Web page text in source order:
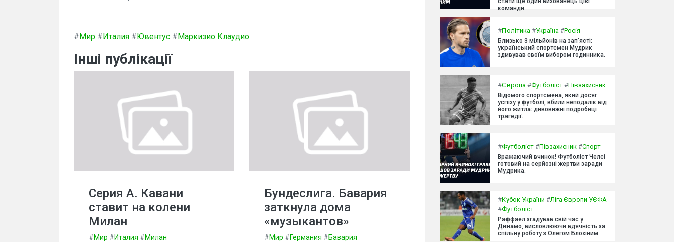
#Мир #Италия #Ювентус #Маркизио Клаудио
Інші публікації
Серия А. Кавани
ставит на колени
Милан
#Мир #Италия #Милан
Бундеслига. Бавария
заткнула дома
«музыкантов»
#Мир #Германия #Бавария
стати ще один вихованець цієї
команди.
#Політика #Україна #Росія
Близько 3 мільйонів на зап'ясті:
український спортсмен Мудрик
здивував своїм вибором годинника.
#Європа #Футболіст #Півзахисник
Відомого спортсмена, який досяг
успіху у футболі, вбили неподалік від
його житла: дивовижні подробиці
трагедії.
#Футболіст #Півзахисник #Спорт
Вражаючий вчинок! Футболіст Челсі
готовий на серйозні жертви заради
Мудрика.
#Кубок України #Ліга Європи УЄФА
#Футболіст
Раффаел згадував свій час у
Динамо, висловлюючи вдячність за
спільну роботу з Олегом Блохіним.